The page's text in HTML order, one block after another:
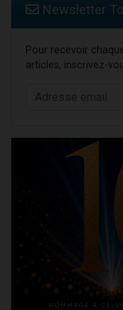
Newsletter
Pour recevoir
articles, inscrivez-